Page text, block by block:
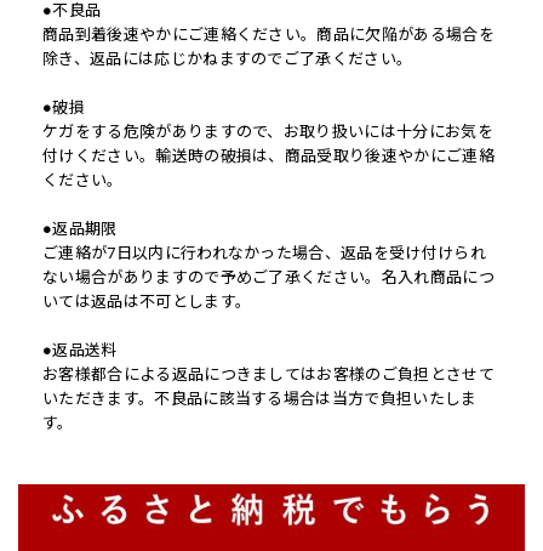
●不良品
商品到着後速やかにご連絡ください。商品に欠陥がある場合を
除き、返品には応じかねますのでご了承ください。
●破損
ケガをする危険がありますので、お取り扱いには十分にお気を
付けください。輸送時の破損は、商品受取り後速やかにご連絡
ください。
●返品期限
ご連絡が7日以内に行われなかった場合、返品を受け付けられ
ない場合がありますので予めご了承ください。名入れ商品につ
いては返品は不可とします。
●返品送料
お客様都合による返品につきましてはお客様のご負担とさせて
いただきます。不良品に該当する場合は当方で負担いたしま
す。